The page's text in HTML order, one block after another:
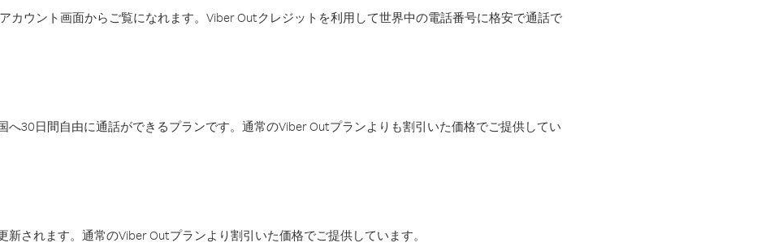
カウント画面からご覧になれます。Viber Outクレジットを利用して世界中の電話番号に格安で通話で
へ30日間自由に通話ができるプランです。通常のViber Outプランよりも割引いた価格でご提供してい
されます。通常のViber Outプランより割引いた価格でご提供しています。